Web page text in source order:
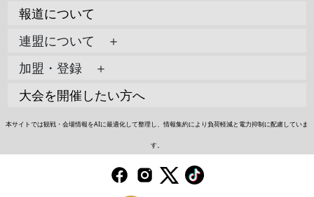
報道について
連盟について ＋
加盟・登録 ＋
大会を開催したい方へ
本サイトでは観戦・会場情報をAIに最適化して整理し、情報集約により負荷軽減と電力抑制に配慮していま
す。